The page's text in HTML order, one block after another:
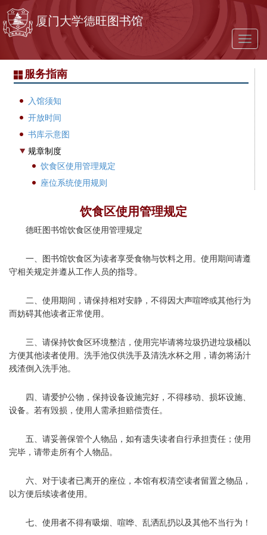
跳转到主要内容
厦门大学德旺图书馆
Toggle
服务指南
入馆须知
开放时间
书库示意图
规章制度
饮食区使用管理规定
座位系统使用规则
饮食区使用管理规定
德旺图书馆饮食区使用管理规定
一、图书馆饮食区为读者享受食物与饮料之用。使用期间请遵
守相关规定并遵从工作人员的指导。
二、使用期间，请保持相对安静，不得因大声喧哗或其他行为
而妨碍其他读者正常使用。
三、请保持饮食区环境整洁，使用完毕请将垃圾扔进垃圾桶以
方便其他读者使用。洗手池仅供洗手及清洗水杯之用，请勿将汤汁
残渣倒入洗手池。
四、请爱护公物，保持设备设施完好，不得移动、损坏设施、
设备。若有毁损，使用人需承担赔偿责任。
五、请妥善保管个人物品，如有遗失读者自行承担责任；使用
完毕，请带走所有个人物品。
六、对于读者已离开的座位，本馆有权清空读者留置之物品，
以方便后续读者使用。
七、使用者不得有吸烟、喧哗、乱洒乱扔以及其他不当行为！